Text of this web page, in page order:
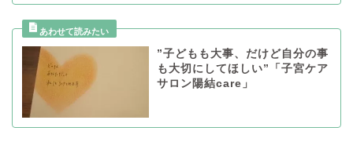
”子どもも大事、だけど自分の事
も大切にしてほしい”「子宮ケア
サロン陽結care」